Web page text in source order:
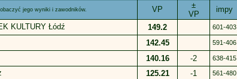
jego wyniki i zawodników. VP
±
VP
impy
KULTURY Łódź 149.2 601-403
142.45 591-406
140.16 -2 638-415
125.21 -1 561-480